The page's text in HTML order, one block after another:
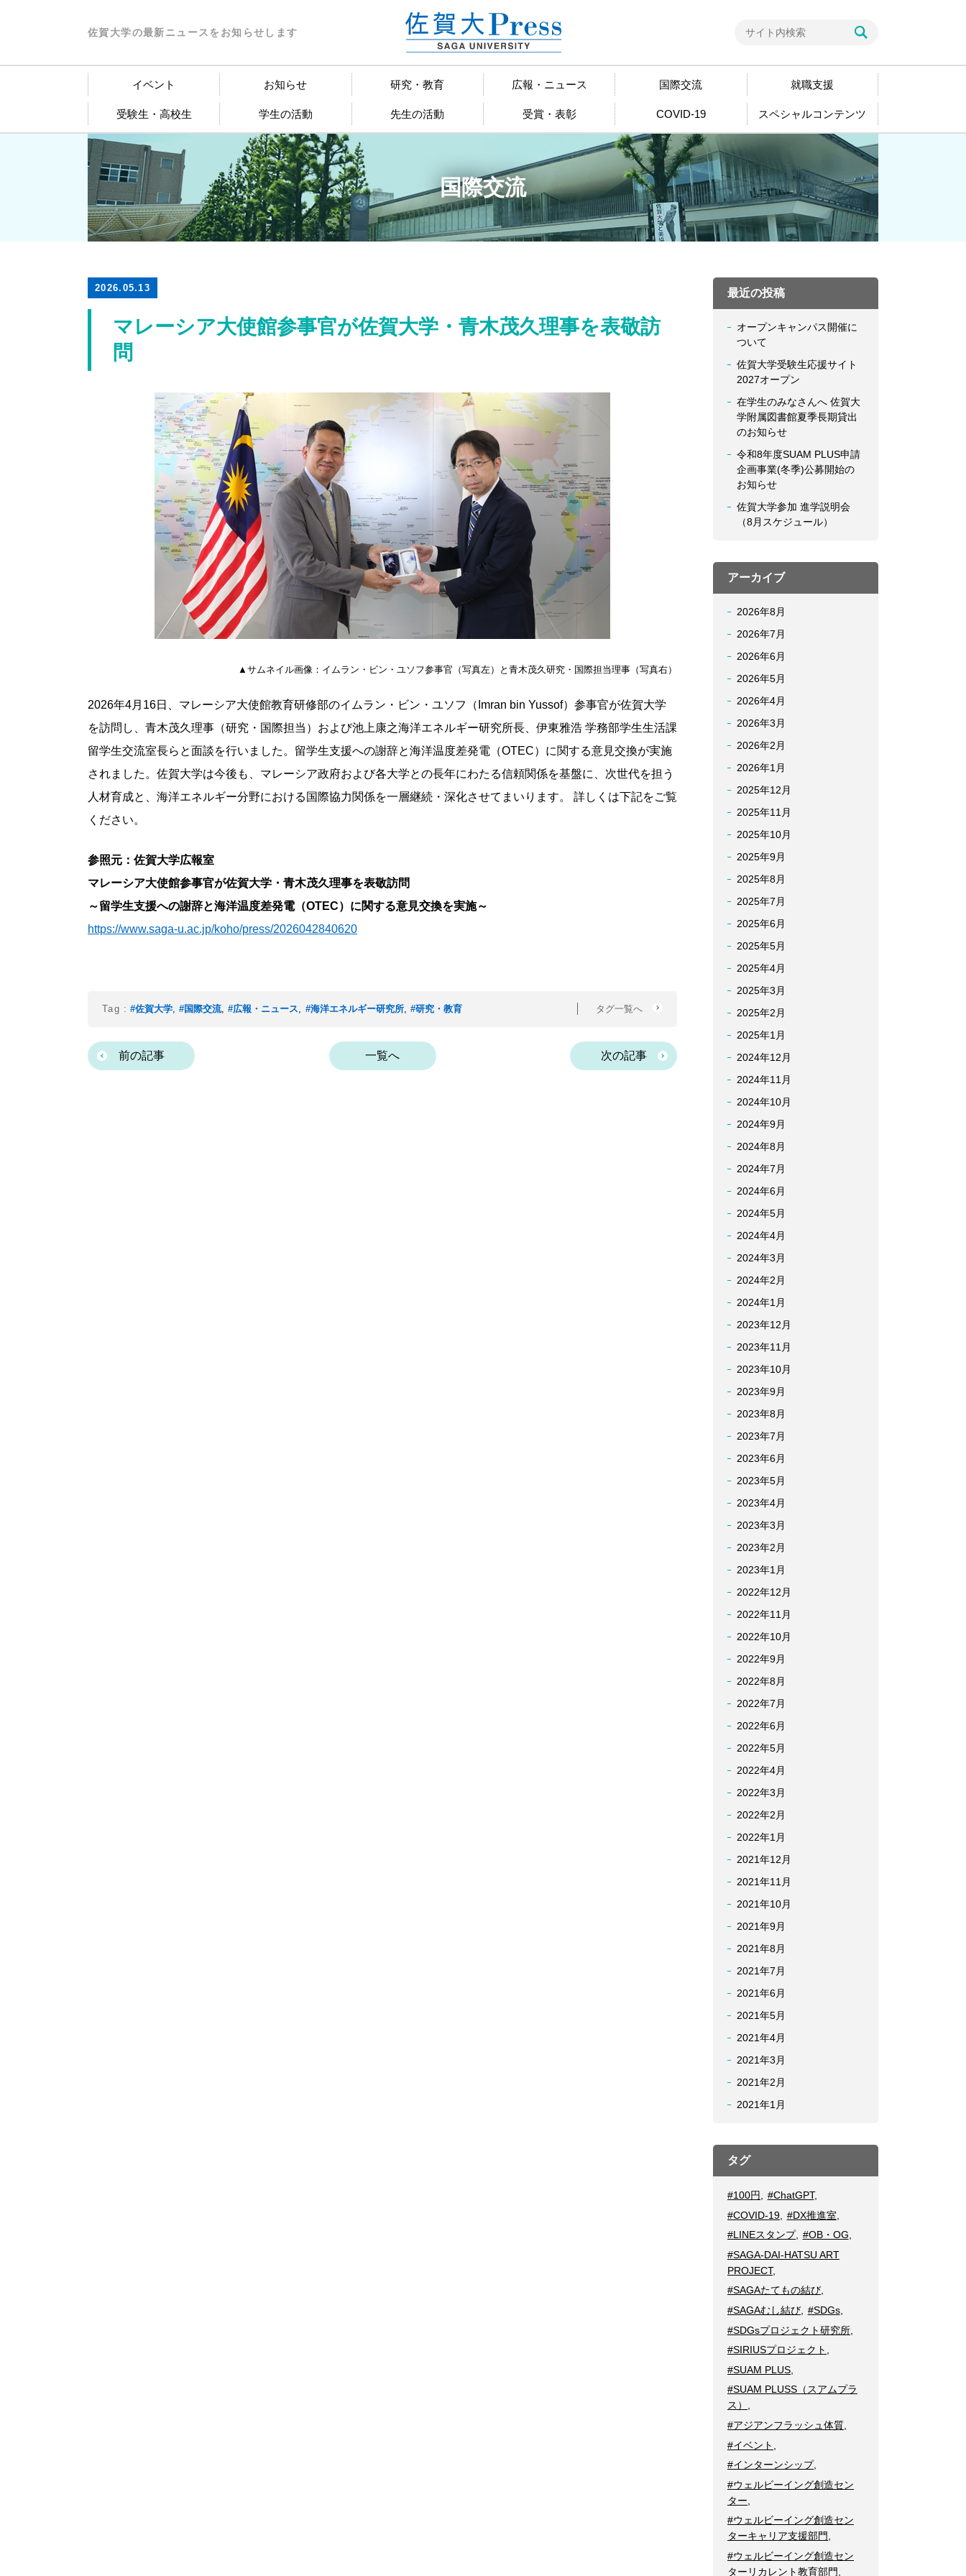
佐賀大学の最新ニュースをお知らせします
イベント お知らせ 研究・教育 広報・ニュース 国際交流 就職支援
受験生・高校生 学生の活動 先生の活動 受賞・表彰 COVID-19 スペシャルコンテンツ
国際交流
2026.05.13
マレーシア大使館参事官が佐賀大学・青木茂久理事を表敬訪
問
▲サムネイル画像：イムラン・ビン・ユソフ参事官（写真左）と青木茂久研究・国際担当理事（写真右）
2026年4月16日、マレーシア大使館教育研修部のイムラン・ビン・ユソフ（Imran bin Yussof）参事官が佐賀大学
を訪問し、青木茂久理事（研究・国際担当）および池上康之海洋エネルギー研究所長、伊東雅浩 学務部学生生活課
留学生交流室長らと面談を行いました。留学生支援への謝辞と海洋温度差発電（OTEC）に関する意見交換が実施
されました。佐賀大学は今後も、マレーシア政府および各大学との長年にわたる信頼関係を基盤に、次世代を担う
人材育成と、海洋エネルギー分野における国際協力関係を一層継続・深化させてまいります。 詳しくは下記をご覧
ください。
参照元：佐賀大学広報室
マレーシア大使館参事官が佐賀大学・青木茂久理事を表敬訪問
～留学生支援への謝辞と海洋温度差発電（OTEC）に関する意見交換を実施～
https://www.saga-u.ac.jp/koho/press/2026042840620
Tag : #佐賀大学 #国際交流, #広報・ニュース #海洋エネルギー研究所, #研究・教育 タグ一覧へ
前の記事 一覧へ 次の記事
最近の投稿
オープンキャンパス開催に
ついて
佐賀大学受験生応援サイト
2027オープン
在学生のみなさんへ 佐賀大
学附属図書館夏季長期貸出
のお知らせ
令和8年度SUAM PLUS申請
企画事業(冬季)公募開始の
お知らせ
佐賀大学参加 進学説明会
（8月スケジュール）
アーカイブ
2026年8月
2026年7月
2026年6月
2026年5月
2026年4月
2026年3月
2026年2月
2026年1月
2025年12月
2025年11月
2025年10月
2025年9月
2025年8月
2025年7月
2025年6月
2025年5月
2025年4月
2025年3月
2025年2月
2025年1月
2024年12月
2024年11月
2024年10月
2024年9月
2024年8月
2024年7月
2024年6月
2024年5月
2024年4月
2024年3月
2024年2月
2024年1月
2023年12月
2023年11月
2023年10月
2023年9月
2023年8月
2023年7月
2023年6月
2023年5月
2023年4月
2023年3月
2023年2月
2023年1月
2022年12月
2022年11月
2022年10月
2022年9月
2022年8月
2022年7月
2022年6月
2022年5月
2022年4月
2022年3月
2022年2月
2022年1月
2021年12月
2021年11月
2021年10月
2021年9月
2021年8月
2021年7月
2021年6月
2021年5月
2021年4月
2021年3月
2021年2月
2021年1月
タグ
#100円 #ChatGPT,
#COVID-19
#DX推進室
#LINEスタンプ, #OB・OG
#SAGA-DAI-HATSU ART
PROJECT,
#SAGAたてもの結び,
#SAGAむし結び
#SDGs,
#SDGsプロジェクト研究所
#SIRIUSプロジェクト
#SUAM PLUS
#SUAM PLUSS（スアムプラ
ス） ,
#アジアンフラッシュ体質
#イベント
#インターンシップ,
#ウェルビーイング創造セン
ター
#ウェルビーイング創造セン
ターキャリア支援部門,
#ウェルビーイング創造セン
ターリカレント教育部門